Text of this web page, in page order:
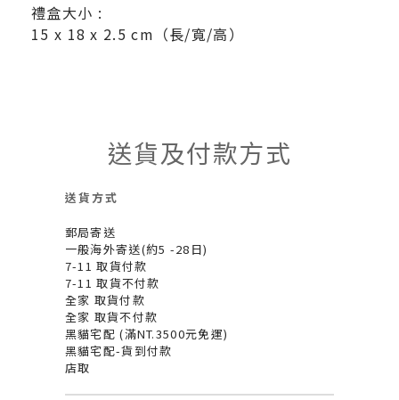
禮盒大小 :
15 x 18 x 2.5 cm（長/寬/高）
送貨及付款方式
送貨方式
郵局寄送
一般海外寄送(約5 -28日)
7-11 取貨付款
7-11 取貨不付款
全家 取貨付款
全家 取貨不付款
黑貓宅配 (滿NT.3500元免運)
黑貓宅配-貨到付款
店取